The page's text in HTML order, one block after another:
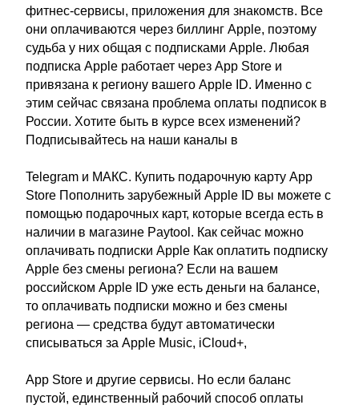
фитнес-сервисы, приложения для знакомств. Все
они оплачиваются через биллинг Apple, поэтому
судьба у них общая с подписками Apple. Любая
подписка Apple работает через App Store и
привязана к региону вашего Apple ID. Именно с
этим сейчас связана проблема оплаты подписок в
России. Хотите быть в курсе всех изменений?
Подписывайтесь на наши каналы в
Telegram и МАКС. Купить подарочную карту App
Store Пополнить зарубежный Apple ID вы можете с
помощью подарочных карт, которые всегда есть в
наличии в магазине Paytool. Как сейчас можно
оплачивать подписки Apple Как оплатить подписку
Apple без смены региона? Если на вашем
российском Apple ID уже есть деньги на балансе,
то оплачивать подписки можно и без смены
региона — средства будут автоматически
списываться за Apple Music, iCloud+,
App Store и другие сервисы. Но если баланс
пустой, единственный рабочий способ оплаты